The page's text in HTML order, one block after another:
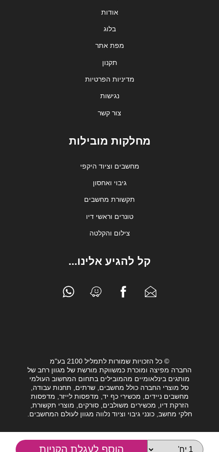
אודות
בלוג
מפת אתר
תקנון
מדיניות הפרטיות
נגישות
צור קשר
מחלקות מובילות
מחשבים וציוד היקפי
גיבוי ואחסון
תקשורת מחשבים
טונרים וראשי דיו
צילום והקלטה
קל להגיע אלינו...
© כל הזכויות שמורות לתמליל 2100 בע"מ
החברה מפיצה ומוכרת כמשווקת מורשת של מגוון רחב של
מותגים בינלאומיים מהמובילים בתחום המחשוב העולמי
סל מוצרי החברה כולל מחשבים, שרתים, תחנות עבודה,
מחשבים ניידים, מכשירי כף יד, מדפסות לייזר, מדפסות
הזרקת דיו, מכשירים משולבים, סורקים, מוצרי תקשורת,
חלקי מחשב, כונני גיבוי וציוד נלווה מגוון לעולם המחשבים.